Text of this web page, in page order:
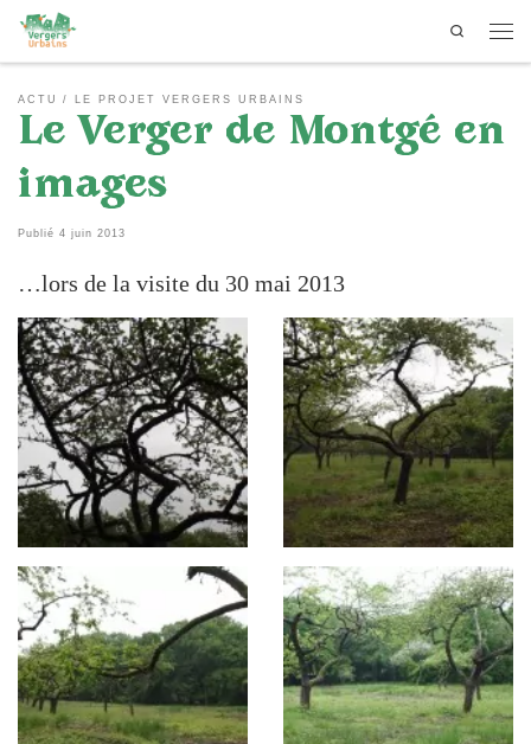
Passer au contenu
Search
ACTU LE PROJET VERGERS URBAINS
Le Verger de Montgé en
images
Publié 4 juin 2013
…lors de la visite du 30 mai 2013